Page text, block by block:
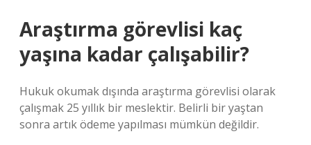
Araştırma görevlisi kaç
yaşına kadar çalışabilir?
Hukuk okumak dışında araştırma görevlisi olarak
çalışmak 25 yıllık bir meslektir. Belirli bir yaştan
sonra artık ödeme yapılması mümkün değildir.